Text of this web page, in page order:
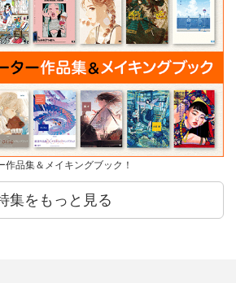
品集＆メイキングブック！
集をもっと見る